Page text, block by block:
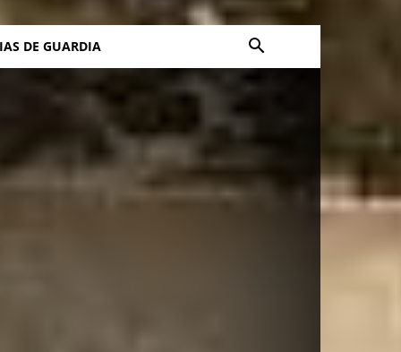
DE GUARDIA